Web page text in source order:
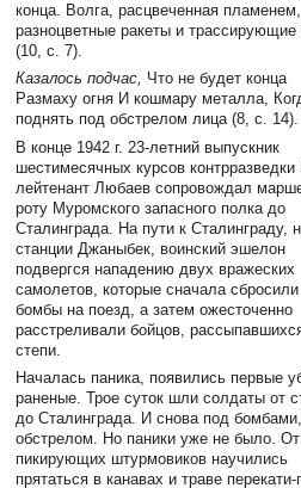
конца. Волга, расцвеченная пламенем,
разноцветные ракеты и трассирующие
(10, с. 7).
Казалось подчас, Что не будет конца
Размаху огня И кошмару металла,
поднять под обстрелом лица (8, с. 14).
В конце 1942 г. 23-летний выпускник
шестимесячных курсов
лейтенант Любаев сопровождал
роту Муромского запасного полка до
Сталинграда. На пути к Сталинграду,
станции Джаныбек, воинский эшелон
подвергся нападению двух вражеских
самолетов, которые сначала
бомбы на поезд, а затем ожесточенно
расстреливали бойцов,
степи.
Началась паника, появились первые
раненые. Трое суток шли солдаты от
до Сталинграда. И снова под
обстрелом. Но паники уже не было. От
пикирующих штурмовиков научились
прятаться в канавах и траве